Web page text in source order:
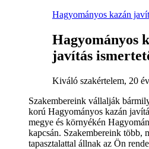
Hagyományos kazán
Hagyományos
javítás
Kiváló szakértelem, 20
Szakembereink vállalják
korú Hagyományos kazán
megye és környékén
kapcsán. Szakembereink több,
tapasztalattal állnak az Ön